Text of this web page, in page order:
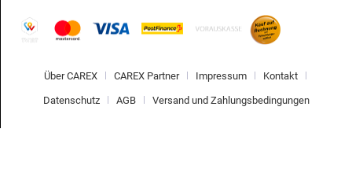
Über CAREX CAREX Partner Impressum Kontakt
Datenschutz AGB Versand und Zahlungsbedingungen